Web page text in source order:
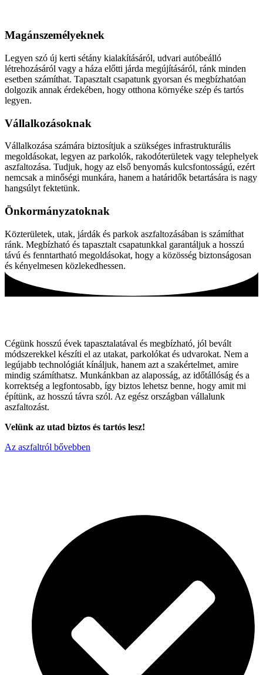
Magánszemélyeknek
Legyen szó új kerti sétány kialakításáról, udvari autóbeálló
létrehozásáról vagy a háza előtti járda megújításáról, ránk minden
esetben számíthat. Tapasztalt csapatunk gyorsan és megbízhatóan
dolgozik annak érdekében, hogy otthona környéke szép és tartós
legyen.
Vállalkozásoknak
Vállalkozása számára biztosítjuk a szükséges infrastrukturális
megoldásokat, legyen az parkolók, rakodóterületek vagy telephelyek
aszfaltozása. Tudjuk, hogy az első benyomás kulcsfontosságú, ezért
nemcsak a minőségi munkára, hanem a határidők betartására is nagy
hangsúlyt fektetünk.
Önkormányzatoknak
Közterületek, utak, járdák és parkok aszfaltozásában is számíthat
ránk. Megbízható és tapasztalt csapatunkkal garantáljuk a hosszú
távú és fenntartható megoldásokat, hogy a közösség biztonságosan
és kényelmesen közlekedhessen.
Cégünk hosszú évek tapasztalatával és megbízható, jól bevált
módszerekkel készíti el az utakat, parkolókat és udvarokat. Nem a
legújabb technológiát kínáljuk, hanem azt a szakértelmet, amire
mindig számíthatsz. Munkánkban az alaposság, az időtállóság és a
korrektség a legfontosabb, így biztos lehetsz benne, hogy amit mi
építünk, az hosszú távra szól. Az egész országban vállalunk
aszfaltozást.
Velünk az utad biztos és tartós lesz!
Az aszfaltról bővebben